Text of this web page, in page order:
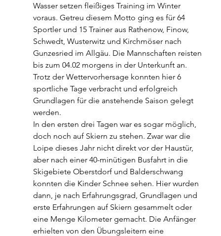
Wasser setzen fleißiges Training im Winter
voraus. Getreu diesem Motto ging es für 64
Sportler und 15 Trainer aus Rathenow, Finow,
Schwedt, Wusterwitz und Kirchmöser nach
Gunzesried im Allgäu. Die Mannschaften reisten
bis zum 04.02 morgens in der Unterkunft an.
Trotz der Wettervorhersage konnten hier 6
sportliche Tage verbracht und erfolgreich
Grundlagen für die anstehende Saison gelegt
werden.
In den ersten drei Tagen war es sogar möglich,
doch noch auf Skiern zu stehen. Zwar war die
Loipe dieses Jahr nicht direkt vor der Haustür,
aber nach einer 40-minütigen Busfahrt in die
Skigebiete Oberstdorf und Balderschwang
konnten die Kinder Schnee sehen. Hier wurden
dann, je nach Erfahrungsgrad, Grundlagen und
erste Erfahrungen auf Skiern gesammelt oder
eine Menge Kilometer gemacht. Die Anfänger
erhielten von den Übungsleitern eine